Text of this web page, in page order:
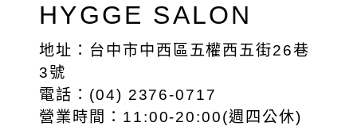
HYGGE SALON
地址：台中市中西區五權西五街26巷
3號
電話：(04) 2376-0717
營業時間：11:00-20:00(週四公休)